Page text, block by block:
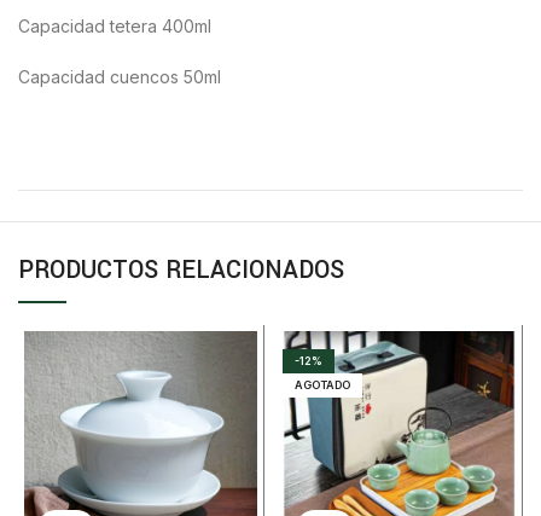
Capacidad tetera 400ml
Capacidad cuencos 50ml
PRODUCTOS RELACIONADOS
-12%
AGOTADO